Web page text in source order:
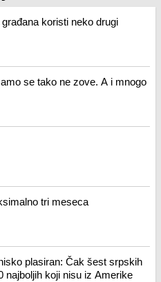
koristi neko drugi
se tako ne zove. A i mnogo
tri meseca
plasiran: Čak šest srpskih
najboljih koji nisu iz Amerike